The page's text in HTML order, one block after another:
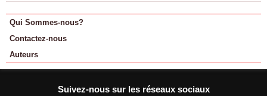
Qui Sommes-nous?
Contactez-nous
Auteurs
Suivez-nous sur les réseaux sociaux